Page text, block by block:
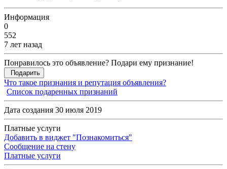
Информация
0
552
7 лет назад
Понравилось это объявление? Подари ему признание!
Подарить
Что такое признания и репутация объявления?
Список подаренных признаний
Дата создания 30 июля 2019
Платные услуги
Добавить в виджет "Познакомиться"
Сообщение на стену
Платные услуги